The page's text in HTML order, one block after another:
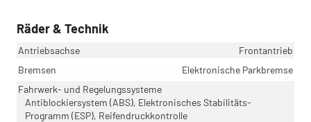
Räder & Technik
Antriebsachse
Frontantrieb
Bremsen
Elektronische Parkbremse
Fahrwerk- und Regelungssysteme
Antiblockiersystem (ABS), Elektronisches Stabilitäts-
Programm (ESP), Reifendruckkontrolle